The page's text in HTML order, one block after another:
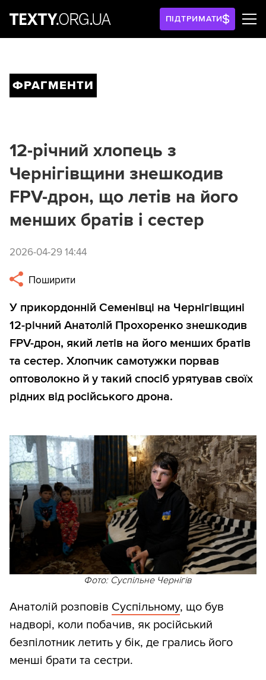
ПІДТРИМАТИ
ФРАГМЕНТИ
12-річний хлопець з
Чернігівщини знешкодив
FPV-дрон, що летів на його
менших братів і сестер
2026-04-29 14:44
Поширити
У прикордонній Семенівці на Чернігівщині
12-річний Анатолій Прохоренко знешкодив
FPV-дрон, який летів на його менших братів
та сестер. Хлопчик самотужки порвав
оптоволокно й у такий спосіб урятував своїх
рідних від російського дрона.
Фото: Суспільне Чернігів
Анатолій розповів Суспільному, що був
надворі, коли побачив, як російський
безпілотник летить у бік, де грались його
менші брати та сестри.